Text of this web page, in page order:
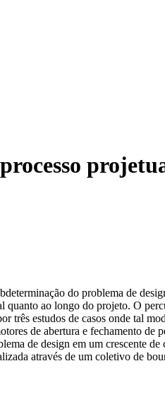
do problema de
quanto ao longo do projeto. O
estudos de casos onde tal
de abertura e fechamento de
de design em um crescente
através de um coletivo de